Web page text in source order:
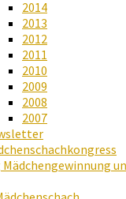
2014
2013
2012
2011
2010
2009
2008
2007